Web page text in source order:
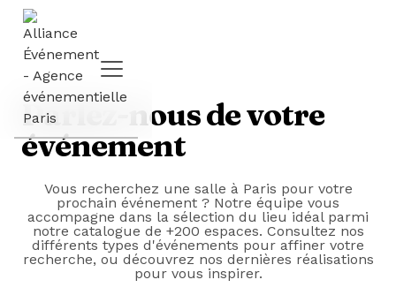
Parlez-nous de votre
événement
Vous recherchez une salle à Paris pour votre
prochain événement ? Notre équipe vous
accompagne dans la sélection du lieu idéal parmi
notre catalogue de +200 espaces. Consultez nos
différents types d'événements pour affiner votre
recherche, ou découvrez nos dernières réalisations
pour vous inspirer.